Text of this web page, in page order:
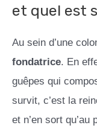
et quel est
Au sein d’une
fondatrice. En
guêpes qui
survit, c’est la
et n’en sort